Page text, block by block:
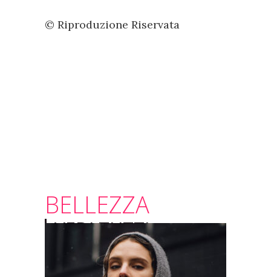
© Riproduzione Riservata
BELLEZZA
VEDI TUTTI